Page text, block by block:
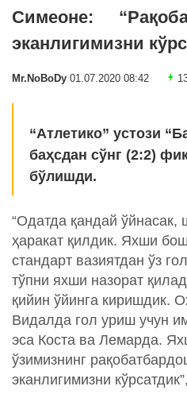
Симеоне:
эканлигимизни
Mr.NoBoDy 01.07.2020 08:42
“Атлетико” устози
баҳсдан сўнг (2:2)
бўлишди.
“Одатда қандай ўйнасак,
ҳаракат қилдик. Яхши
стандарт вазиятдан ўз
тўпни яхши назорат
қийин ўйинга киришдик.
Видалда гол уриш учун
эса Коста ва Лемарда.
ўзимизнинг
эканлигимизни